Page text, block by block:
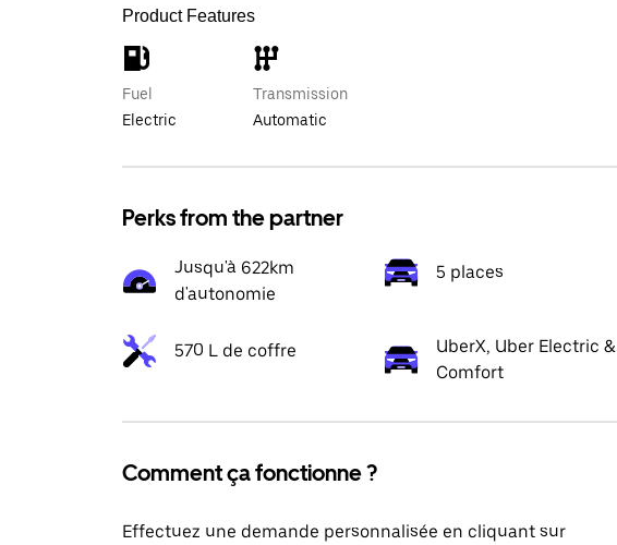
Product Features
Fuel
Electric
Transmission
Automatic
Perks from the partner
Jusqu'à 622km
d'autonomie
5 places
570 L de coffre
UberX, Uber Electric &
Comfort
Comment ça fonctionne ?
Effectuez une demande personnalisée en cliquant sur